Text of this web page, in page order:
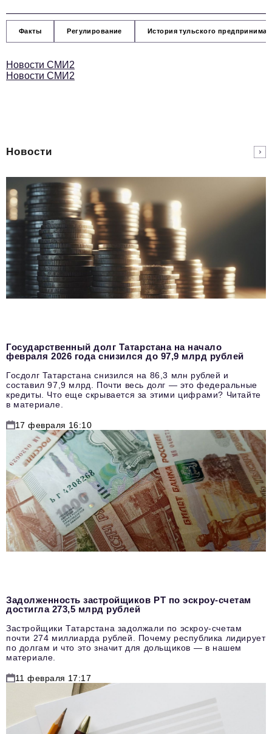
Факты Регулирование История тульского
Новости СМИ2
Новости СМИ2
Новости
Государственный долг Татарстана на начало
февраля 2026 года снизился до 97,9 млрд рублей
Госдолг Татарстана снизился на 86,3 млн рублей и
составил 97,9 млрд. Почти весь долг — это федеральные
кредиты. Что еще скрывается за этими цифрами? Читайте
в материале.
17 февраля 16:10
Задолженность застройщиков РТ по эскроу-счетам
достигла 273,5 млрд рублей
Застройщики Татарстана задолжали по эскроу-счетам
почти 274 миллиарда рублей. Почему республика лидирует
по долгам и что это значит для дольщиков — в нашем
материале.
11 февраля 17:17